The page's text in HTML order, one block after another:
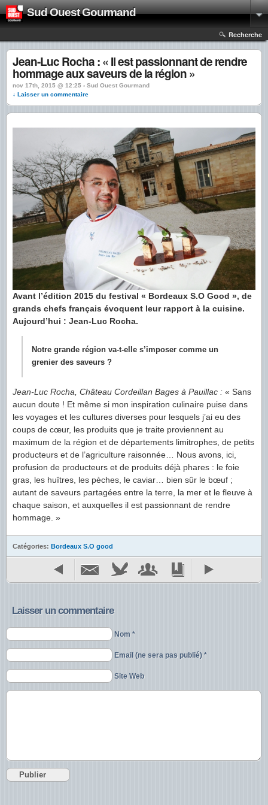
Sud Ouest Gourmand
Recherche
Jean-Luc Rocha : « Il est passionnant de rendre
hommage aux saveurs de la région »
nov 17th, 2015 @ 12:25 › Sud Ouest Gourmand
↓ Laisser un commentaire
Avant l’édition 2015 du festival « Bordeaux S.O Good », de
grands chefs français évoquent leur rapport à la cuisine.
Aujourd’hui : Jean-Luc Rocha.
Notre grande région va-t-elle s’imposer comme un
grenier des saveurs ?
Jean-Luc Rocha, Château Cordeillan Bages à Pauillac : « Sans
aucun doute ! Et même si mon inspiration culinaire puise dans
les voyages et les cultures diverses pour lesquels j’ai eu des
coups de cœur, les produits que je traite proviennent au
maximum de la région et de départements limitrophes, de petits
producteurs et de l’agriculture raisonnée… Nous avons, ici,
profusion de producteurs et de produits déjà phares : le foie
gras, les huîtres, les pèches, le caviar… bien sûr le bœuf ;
autant de saveurs partagées entre la terre, la mer et le fleuve à
chaque saison, et auxquelles il est passionnant de rendre
hommage. »
Catégories: Bordeaux S.O good
Laisser un commentaire
Nom *
Email (ne sera pas publié) *
Site Web